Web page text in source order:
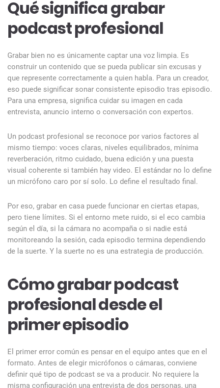
Qué significa grabar
podcast profesional
Grabar bien no es únicamente captar una voz limpia. Es
construir un contenido que se pueda publicar sin excusas y
que represente correctamente a quien habla. Para un creador,
eso puede significar sonar consistente episodio tras episodio.
Para una empresa, significa cuidar su imagen en cada
entrevista, anuncio interno o conversación con expertos.
Un podcast profesional se reconoce por varios factores al
mismo tiempo: voces claras, niveles equilibrados, mínima
reverberación, ritmo cuidado, buena edición y una puesta
visual coherente si también hay video. El estándar no lo define
un micrófono caro por sí solo. Lo define el resultado final.
Por eso, grabar en casa puede funcionar en ciertas etapas,
pero tiene límites. Si el entorno mete ruido, si el eco cambia
según el día, si la cámara no acompaña o si nadie está
monitoreando la sesión, cada episodio termina dependiendo
de la suerte. Y la suerte no es una estrategia de producción.
Cómo grabar podcast
profesional desde el
primer episodio
El primer error común es pensar en el equipo antes que en el
formato. Antes de elegir micrófonos o cámaras, conviene
definir qué tipo de podcast se va a producir. No requiere la
misma configuración una entrevista de dos personas, una